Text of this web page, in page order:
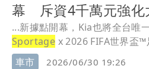
幕 斥資4千萬元強化
...新據點開幕，Kia也將全台唯
Sportage x 2026 FIFA世界盃™
車市
2026/06/30 19:26